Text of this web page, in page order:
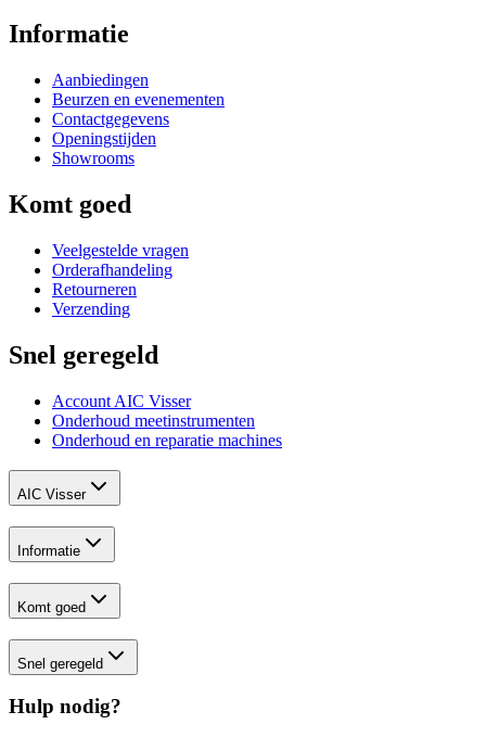
Informatie
Aanbiedingen
Beurzen en evenementen
Contactgegevens
Openingstijden
Showrooms
Komt goed
Veelgestelde vragen
Orderafhandeling
Retourneren
Verzending
Snel geregeld
Account AIC Visser
Onderhoud meetinstrumenten
Onderhoud en reparatie machines
AIC Visser
Informatie
Komt goed
Snel geregeld
Hulp nodig?